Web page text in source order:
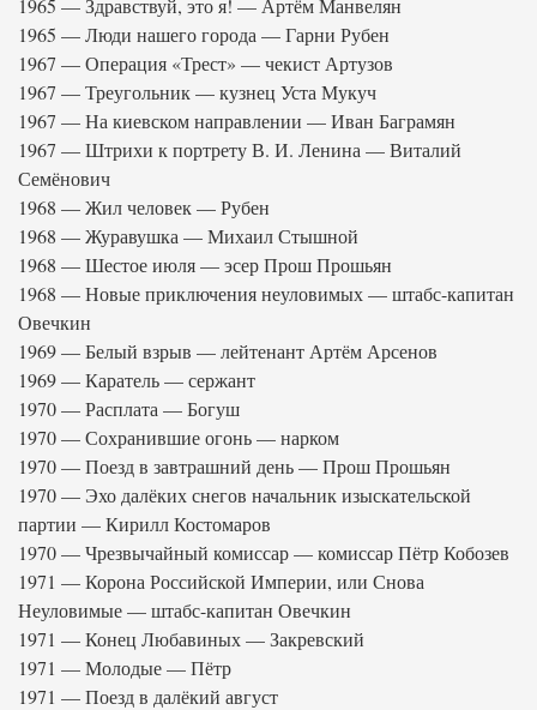
1965 — Люди нашего города — Гарни Рубен
1967 — Операция «Трест» — чекист Артузов
1967 — Треугольник — кузнец Уста Мукуч
1967 — На киевском направлении — Иван Баграмян
1967 — Штрихи к портрету В. И. Ленина — Виталий
Семёнович
1968 — Жил человек — Рубен
1968 — Журавушка — Михаил Стышной
1968 — Шестое июля — эсер Прош Прошьян
1968 — Новые приключения неуловимых — штабс-капитан
Овечкин
1969 — Белый взрыв — лейтенант Артём Арсенов
1969 — Каратель — сержант
1970 — Расплата — Богуш
1970 — Сохранившие огонь — нарком
1970 — Поезд в завтрашний день — Прош Прошьян
1970 — Эхо далёких снегов начальник изыскательской
партии — Кирилл Костомаров
1970 — Чрезвычайный комиссар — комиссар Пётр Кобозев
1971 — Корона Российской Империи, или Снова
Неуловимые — штабс-капитан Овечкин
1971 — Конец Любавиных — Закревский
1971 — Молодые — Пётр
1971 — Поезд в далёкий август